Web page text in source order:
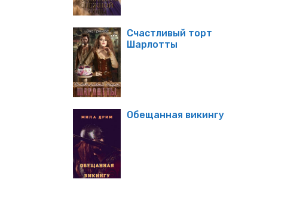
Счастливый торт
Шарлотты
Обещанная викингу